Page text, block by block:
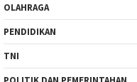
OLAHRAGA
PENDIDIKAN
TNI